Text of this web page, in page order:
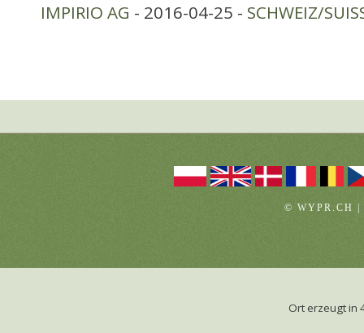
IMPIRIO AG - 2016-04-25 - SCHWEIZ/
© WYPR.CH
Ort erzeugt in